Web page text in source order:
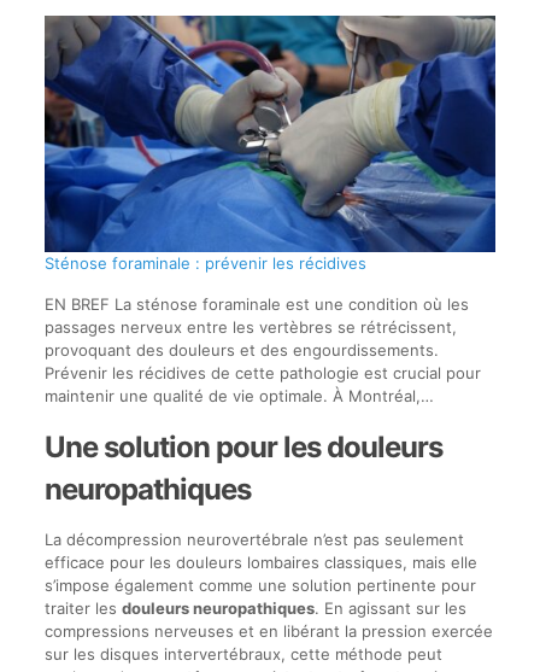
Sténose foraminale : prévenir les récidives
EN BREF La sténose foraminale est une condition où les
passages nerveux entre les vertèbres se rétrécissent,
provoquant des douleurs et des engourdissements.
Prévenir les récidives de cette pathologie est crucial pour
maintenir une qualité de vie optimale. À Montréal,…
Une solution pour les douleurs
neuropathiques
La décompression neurovertébrale n’est pas seulement
efficace pour les douleurs lombaires classiques, mais elle
s’impose également comme une solution pertinente pour
traiter les douleurs neuropathiques. En agissant sur les
compressions nerveuses et en libérant la pression exercée
sur les disques intervertébraux, cette méthode peut